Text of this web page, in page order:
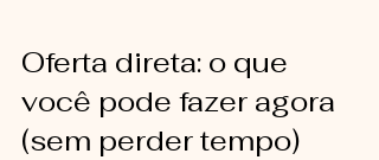
Oferta direta: o que
você pode fazer agora
(sem perder tempo)